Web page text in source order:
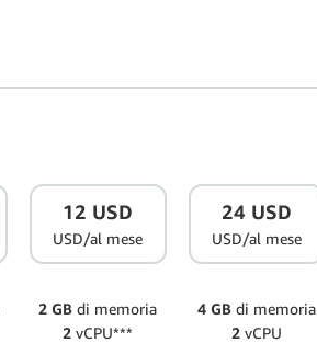
12 USD
USD/al mese
2 GB di memoria
2 vCPU***
24 USD
USD/al mese
4 GBdi memoria
2vCPU